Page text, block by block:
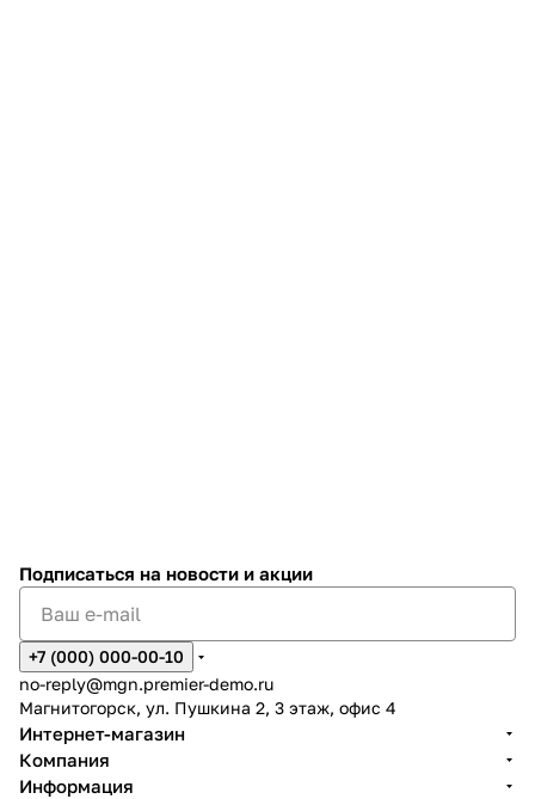
Подписаться на новости и акции
+7 (000) 000-00-10
no-reply@mgn.premier-demo.ru
Магнитогорск, ул. Пушкина 2, 3 этаж, офис 4
Интернет-магазин
Компания
Информация